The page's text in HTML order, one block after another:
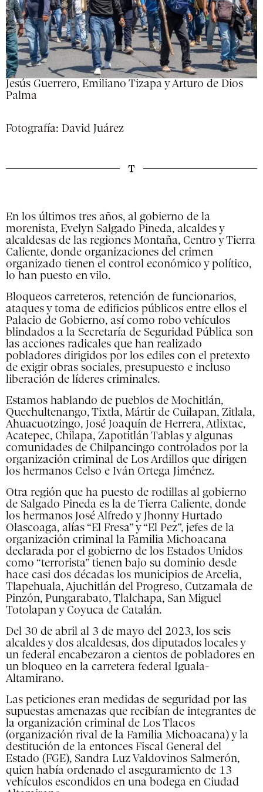
Jesús Guerrero, Emiliano Tizapa y Arturo de Dios
Palma
Fotografía: David Juárez
En los últimos tres años, al gobierno de la
morenista, Evelyn Salgado Pineda, alcaldes y
alcaldesas de las regiones Montaña, Centro y Tierra
Caliente, donde organizaciones del crimen
organizado tienen el control económico y político,
lo han puesto en vilo.
Bloqueos carreteros, retención de funcionarios,
ataques y toma de edificios públicos entre ellos el
Palacio de Gobierno, así como robo vehículos
blindados a la Secretaría de Seguridad Pública son
las acciones radicales que han realizado
pobladores dirigidos por los ediles con el pretexto
de exigir obras sociales, presupuesto e incluso
liberación de líderes criminales.
Estamos hablando de pueblos de Mochitlán,
Quechultenango, Tixtla, Mártir de Cuilapan, Zitlala,
Ahuacuotzingo, José Joaquín de Herrera, Atlixtac,
Acatepec, Chilapa, Zapotitlán Tablas y algunas
comunidades de Chilpancingo controlados por la
organización criminal de Los Ardillos que dirigen
los hermanos Celso e Iván Ortega Jiménez.
Otra región que ha puesto de rodillas al gobierno
de Salgado Pineda es la de Tierra Caliente, donde
los hermanos José Alfredo y Jhonny Hurtado
Olascoaga, alías “El Fresa” y “El Pez”, jefes de la
organización criminal la Familia Michoacana
declarada por el gobierno de los Estados Unidos
como “terrorista” tienen bajo su dominio desde
hace casi dos décadas los municipios de Arcelia,
Tlapehuala, Ajuchitlán del Progreso, Cutzamala de
Pinzón, Pungarabato, Tlalchapa, San Miguel
Totolapan y Coyuca de Catalán.
Del 30 de abril al 3 de mayo del 2023, los seis
alcaldes y dos alcaldesas, dos diputados locales y
un federal encabezaron a cientos de pobladores en
un bloqueo en la carretera federal Iguala-
Altamirano.
Las peticiones eran medidas de seguridad por las
supuestas amenazas que recibían de integrantes de
la organización criminal de Los Tlacos
(organización rival de la Familia Michoacana) y la
destitución de la entonces Fiscal General del
Estado (FGE), Sandra Luz Valdovinos Salmerón,
quien había ordenado el aseguramiento de 13
vehículos escondidos en una bodega en Ciudad